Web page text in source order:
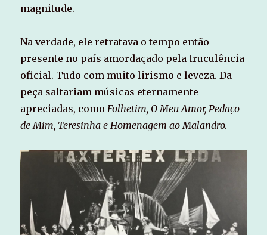
magnitude.
Na verdade, ele retratava o tempo então
presente no país amordaçado pela truculência
oficial. Tudo com muito lirismo e leveza. Da
peça saltariam músicas eternamente
apreciadas, comoFolhetim, O Meu Amor, Pedaço
de Mim, Teresinha e Homenagem ao Malandro.